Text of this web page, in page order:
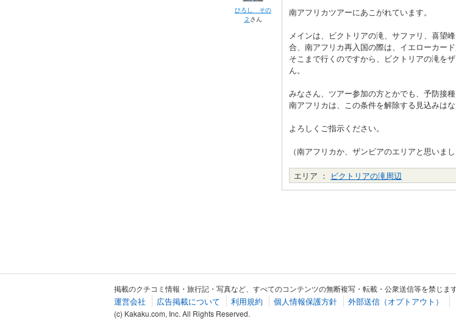
南アフリカツアーにあこがれています。
メインは、ビクトリアの滝、サファリ、喜望
合、南アフリカ再入国の際は、イエローカード
そこまで行くのですから、ビクトリアの滝を
ん。
みなさん、ツアー参加の方とかでも、予防接
南アフリカは、この条件を解除する見込みは
よろしくご指示ください。
（南アフリカか、ザンビアのエリアと思いま
エリア ： ビクトリアの滝周辺
ひろし その
２ さん
掲載のクチコミ情報・旅行記・写真など、すべてのコンテンツの無断複写・転載・公衆送信等を禁じます
運営会社 広告掲載について 利用規約 個人情報保護方針 外部送信（オプトアウト）
(c) Kakaku.com, Inc. All Rights Reserved.